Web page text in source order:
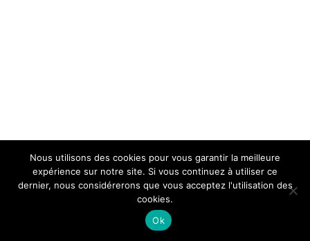
Nous utilisons des cookies pour vous garantir la meilleure
expérience sur notre site. Si vous continuez à utiliser ce
dernier, nous considérerons que vous acceptez l'utilisation des
cookies.
Ok